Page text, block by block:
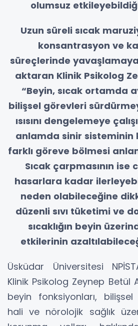
olumsuz
Uzun süreli sıcak
konsantrasyon ve
süreçlerinde
aktaran Klinik Psikolog
“Beyin, sıcak ortamda
bilişsel görevleri
ısısını dengelemeye
anlamda sinir sisteminin
farklı göreve bölmesi
Sıcak çarpmasının
hasarlara kadar
neden olabileceğine
düzenli sıvı tüketimi ve
sıcaklığın beyin
etkilerinin
Üsküdar Üniversitesi
Klinik Psikolog Zeynep Betül
beyin fonksiyonları,
hali ve nörolojik sağlık